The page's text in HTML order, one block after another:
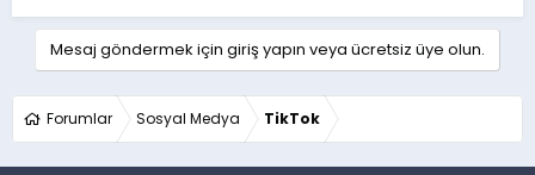
Mesaj göndermek için giriş yapın veya ücretsiz üye olun.
Forumlar Sosyal Medya TikTok